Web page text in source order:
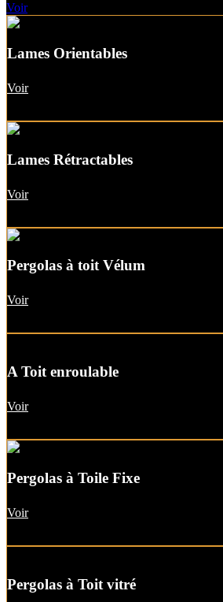
Voir
Lames Orientables
Voir
Lames Rétractables
Voir
Pergolas à toit Vélum
Voir
A Toit enroulable
Voir
Pergolas à Toile Fixe
Voir
Pergolas à Toit vitré